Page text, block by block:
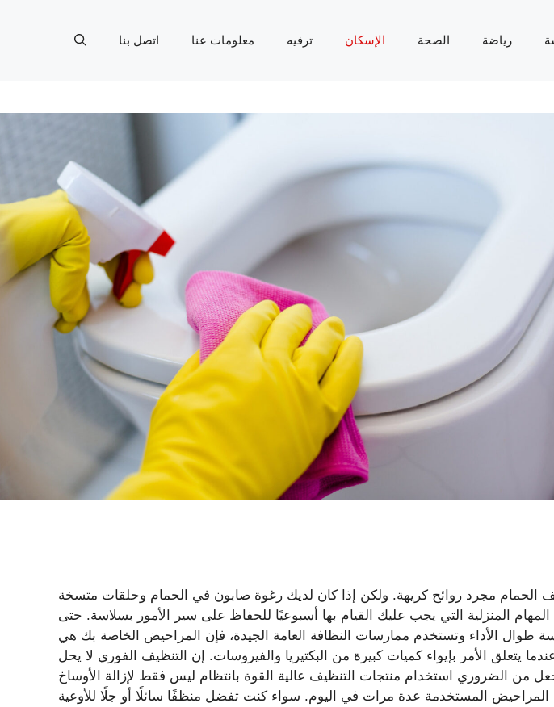
رياضة الصحة الإسكان ترفيه معلومات عنا اتصل بنا
الحمام مجرد روائح كريهة. ولكن إذا كان لديك رغوة صابون في الحمام وحلقات متسخة
المنزلية التي يجب عليك القيام بها أسبوعيًا للحفاظ على سير الأمور بسلاسة. حتى
طوال الأداء وتستخدم ممارسات النظافة العامة الجيدة، فإن المراحيض الخاصة بك هي
يتعلق الأمر بإيواء كميات كبيرة من البكتيريا والفيروسات. إن التنظيف الفوري لا يحل
من الضروري استخدام منتجات التنظيف عالية القوة بانتظام ليس فقط لإزالة الأوساخ
المستخدمة عدة مرات في اليوم. سواء كنت تفضل منظفًا سائلًا أو جلًا للأوعية